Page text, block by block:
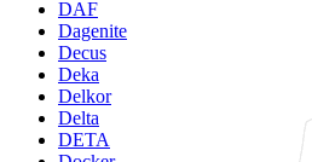
DAF
Dagenite
Decus
Deka
Delkor
Delta
DETA